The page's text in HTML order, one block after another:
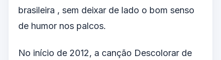
brasileira , sem deixar de lado o bom senso
de humor nos palcos.
No início de 2012, a canção Descolorar de